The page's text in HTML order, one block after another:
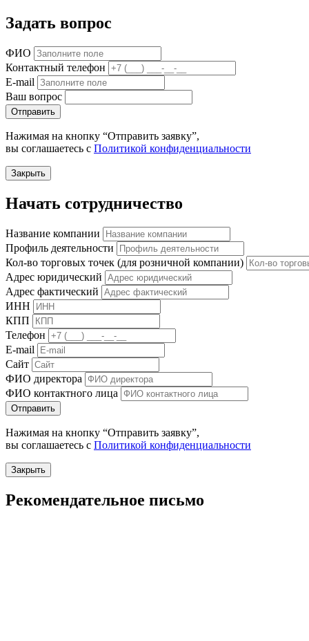
Задать вопрос
ФИО
Контактный телефон
E-mail
Ваш вопрос
Отправить
Нажимая на кнопку “Отправить заявку”,
вы соглашаетесь с Политикой конфиденциальности
Закрыть
Начать сотрудничество
Название компании
Профиль деятельности
Кол-во торговых точек (для розничной компании)
Адрес юридический
Адрес фактический
ИНН
КПП
Телефон
E-mail
Сайт
ФИО директора
ФИО контактного лица
Отправить
Нажимая на кнопку “Отправить заявку”,
вы соглашаетесь с Политикой конфиденциальности
Закрыть
Рекомендательное письмо